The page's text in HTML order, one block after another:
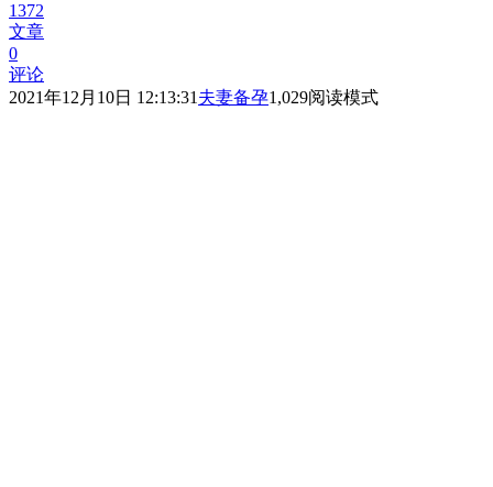
1372
文章
0
评论
2021年12月10日 12:13:31 夫妻备孕1,029阅读模式